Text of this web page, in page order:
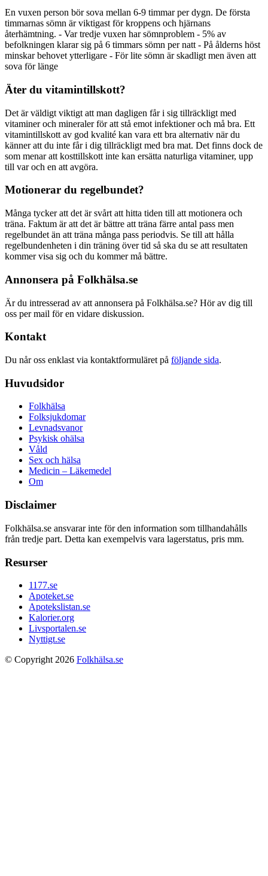
En vuxen person bör sova mellan 6-9 timmar per dygn. De första
timmarnas sömn är viktigast för kroppens och hjärnans
återhämtning. - Var tredje vuxen har sömnproblem - 5% av
befolkningen klarar sig på 6 timmars sömn per natt - På ålderns höst
minskar behovet ytterligare - För lite sömn är skadligt men även att
sova för länge
Äter du vitamintillskott?
Det är väldigt viktigt att man dagligen får i sig tillräckligt med
vitaminer och mineraler för att stå emot infektioner och må bra. Ett
vitamintillskott av god kvalité kan vara ett bra alternativ när du
känner att du inte får i dig tillräckligt med bra mat. Det finns dock de
som menar att kosttillskott inte kan ersätta naturliga vitaminer, upp
till var och en att avgöra.
Motionerar du regelbundet?
Många tycker att det är svårt att hitta tiden till att motionera och
träna. Faktum är att det är bättre att träna färre antal pass men
regelbundet än att träna många pass periodvis. Se till att hålla
regelbundenheten i din träning över tid så ska du se att resultaten
kommer visa sig och du kommer må bättre.
Annonsera på Folkhälsa.se
Är du intresserad av att annonsera på Folkhälsa.se? Hör av dig till
oss per mail för en vidare diskussion.
Kontakt
Du når oss enklast via kontaktformuläret på följande sida.
Huvudsidor
Folkhälsa
Folksjukdomar
Levnadsvanor
Psykisk ohälsa
Våld
Sex och hälsa
Medicin – Läkemedel
Om
Disclaimer
Folkhälsa.se ansvarar inte för den information som tillhandahålls
från tredje part. Detta kan exempelvis vara lagerstatus, pris mm.
Resurser
1177.se
Apoteket.se
Apotekslistan.se
Kalorier.org
Livsportalen.se
Nyttigt.se
© Copyright 2026 Folkhälsa.se